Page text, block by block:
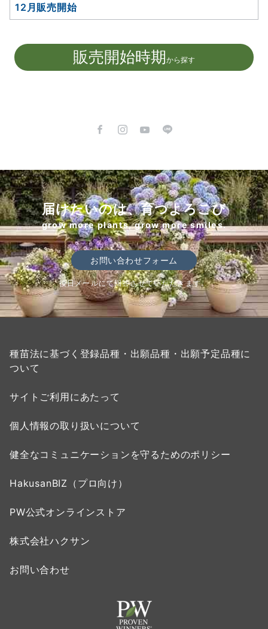
12月販売開始
販売開始時期から探す
届けたいのは、育つよろこび
grow more plants, grow more smiles.
お問い合わせフォーム
後日メールにて回答させていただきます。
種苗法に基づく登録品種・出願品種・出願予定品種に
ついて
サイトご利用にあたって
個人情報の取り扱いについて
健全なコミュニケーションを守るためのポリシー
HakusanBIZ（プロ向け）
PW公式オンラインストア
株式会社ハクサン
お問い合わせ